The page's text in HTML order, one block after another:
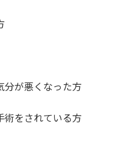
分が悪くなった方
術をされている方